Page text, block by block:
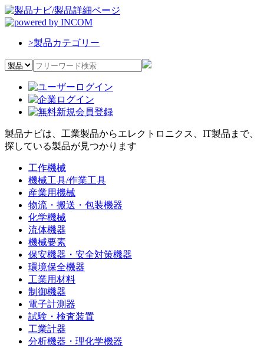
>製品カテゴリー
製品ナビは、工業製品からエレクトロニクス、IT製品まで、
探している製品が見つかります
工作機械
機械工具/作業工具
産業用機械
物流・搬送・包装機器
化学機械
流体機器
機械要素
保安機器・安全対策機器
環境保全機器
工業用材料
制御機器
電子計測器
試験・検査装置
工業計器
分析機器・理化学機器